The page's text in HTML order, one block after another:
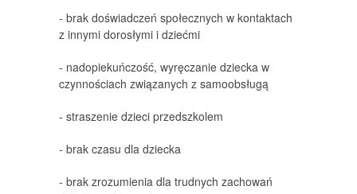
- brak doświadczeń społecznych w kontaktach
z innymi dorosłymi i dziećmi
- nadopiekuńczość, wyręczanie dziecka w
czynnościach związanych z samoobsługą
- straszenie dzieci przedszkolem
- brak czasu dla dziecka
- brak zrozumienia dla trudnych zachowań